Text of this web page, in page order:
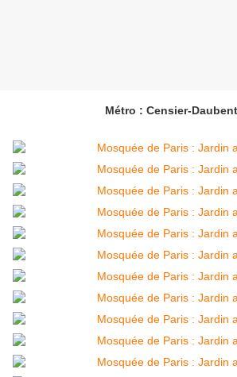
Métro : Censier-